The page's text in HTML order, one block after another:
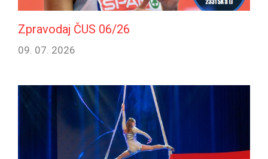
Zpravodaj ČUS 06/26
09. 07. 2026